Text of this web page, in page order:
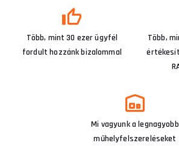
Több, mint 30 ezer ügyfél
fordult hozzánk bizalommal
Több,
Mi vagyunk a legnagyobb
műhelyfelszereléseket